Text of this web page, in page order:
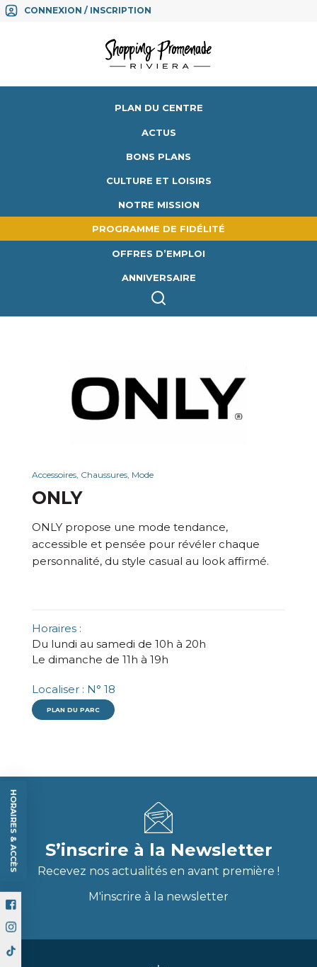
CONNEXION / INSCRIPTION
PLAN DU CENTRE
ACTUS
BONS PLANS
CULTURE ET LOISIRS
NOTRE MISSION
PROGRAMME DE FIDÉLITÉ
OFFRES D’EMPLOI
ANNIVERSAIRE
Accessoires, Chaussures, Mode
ONLY
ONLY propose une mode tendance,
accessible et pensée pour révéler chaque
personnalité, du style casual au look affirmé.
Horaires :
Du lundi au samedi de 10h à 20h
Le dimanche de 11h à 19h
Localiser : N° 18
PLAN DU PARC
HORAIRES & ACCÈS S’inscrire à la Newsletter
Recevez nos actualités en avant première !
M'inscrire à la newsletter